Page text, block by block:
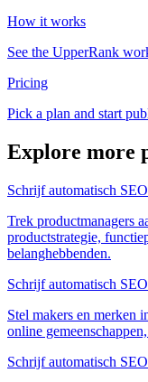
How it works
See the UpperRank
Pricing
Pick a plan and start
Explore more
Schrijf automatisch
Trek productmanagers
productstrategie,
belanghebbenden.
Schrijf automatisch
Stel makers en merken
online
Schrijf automatisch